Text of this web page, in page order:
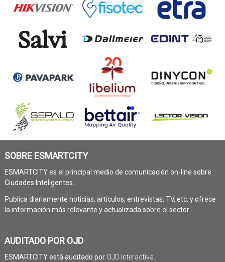
SOBRE ESMARTCITY
ESMARTCITY es el principal medio de comunicación on-line sobre
Ciudades Inteligentes.
Publica diariamente noticias, artículos, entrevistas, TV, etc. y ofrece
la información más relevante y actualizada sobre el sector.
AUDITADO POR OJD
ESMARTCITY está auditado por OJD Interactiva.